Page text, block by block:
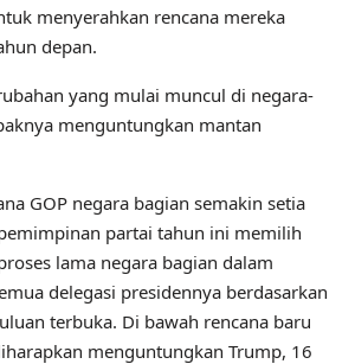
menyerahkan rencana mereka
depan.
yang mulai muncul di negara-
menguntungkan mantan
GOP negara bagian semakin setia
partai tahun ini memilih
lama negara bagian dalam
delegasi presidennya berdasarkan
terbuka. Di bawah rencana baru
menguntungkan Trump, 16